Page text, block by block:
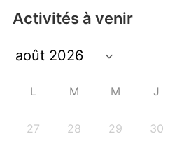
Activités à venir
L M M J
27 28 29 30